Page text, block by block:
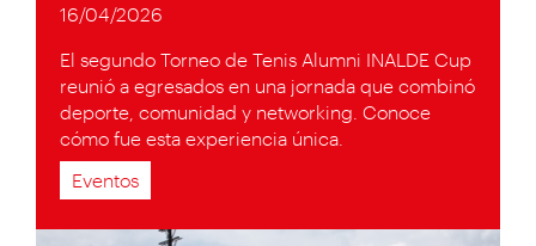
16/04/2026
El segundo Torneo de Tenis Alumni INALDE Cup
reunió a egresados en una jornada que combinó
deporte, comunidad y networking. Conoce
cómo fue esta experiencia única.
Eventos